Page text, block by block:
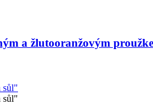
a žlutooranžovým